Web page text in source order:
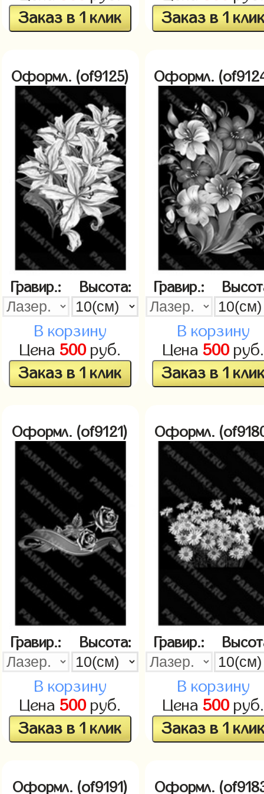
Заказ в 1 клик
Заказ в 1
Оформл. (of9125)
Гравир.: Высота:
В корзину
Цена 500руб.
Заказ в 1 клик
Оформл.
Гравир.:
В корзину
Цена 500руб.
Заказ в 1
Оформл. (of9121)
Гравир.: Высота:
В корзину
Цена 500руб.
Заказ в 1 клик
Оформл.
Гравир.:
В корзину
Цена 500руб.
Заказ в 1
Оформл. (of9191) Оформл.